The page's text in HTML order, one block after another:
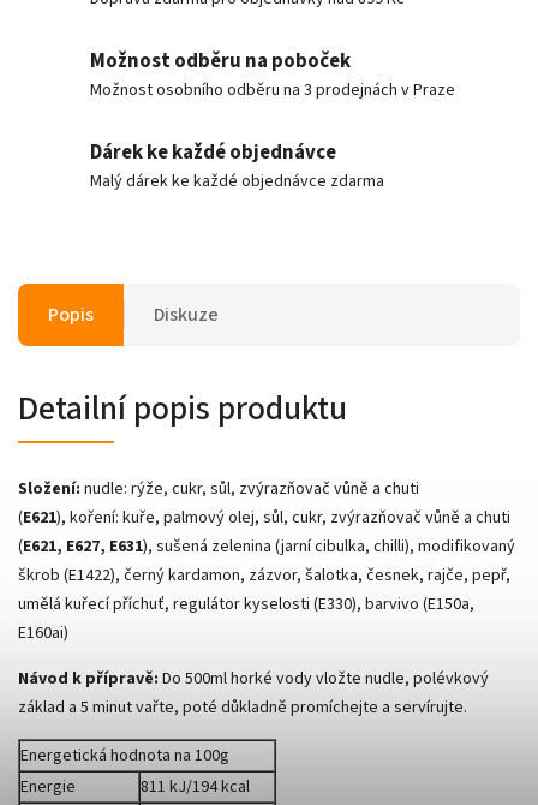
Možnost odběru na poboček
Možnost osobního odběru na 3 prodejnách v Praze
Dárek ke každé objednávce
Malý dárek ke každé objednávce zdarma
Popis Diskuze
Detailní popis produktu
Složení: nudle: rýže, cukr, sůl, zvýrazňovač vůně a chuti
(E621), koření: kuře, palmový olej, sůl, cukr, zvýrazňovač vůně a chuti
(E621, E627, E631), sušená zelenina (jarní cibulka, chilli), modifikovaný
škrob (E1422), černý kardamon, zázvor, šalotka, česnek, rajče, pepř,
umělá kuřecí příchuť, regulátor kyselosti (E330), barvivo (E150a,
E160ai)
Návod k přípravě: Do 500ml horké vody vložte nudle, polévkový
základ a 5 minut vařte, poté důkladně promíchejte a servírujte.
Energetická hodnota na 100g
Energie
811 kJ/194 kcal